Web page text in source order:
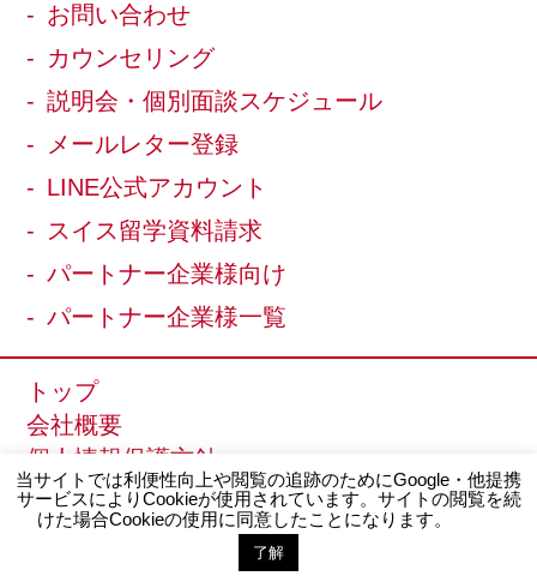
お問い合わせ
カウンセリング
説明会・個別面談スケジュール
メールレター登録
LINE公式アカウント
スイス留学資料請求
パートナー企業様向け
パートナー企業様一覧
トップ
会社概要
個人情報保護方針
サイトマップ
スイス留学.com
当サイトでは利便性向上や閲覧の追跡のためにGoogle・他提携
サービスによりCookieが使用されています。サイトの閲覧を続
けた場合Cookieの使用に同意したことになります。
了解